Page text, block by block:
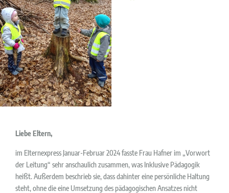
Liebe Eltern,
im Elternexpress Januar-Februar 2024 fasste Frau Hafner im „Vorwort
der Leitung“ sehr anschaulich zusammen, was Inklusive Pädagogik
heißt. Außerdem beschrieb sie, dass dahinter eine persönliche Haltung
steht, ohne die eine Umsetzung des pädagogischen Ansatzes nicht